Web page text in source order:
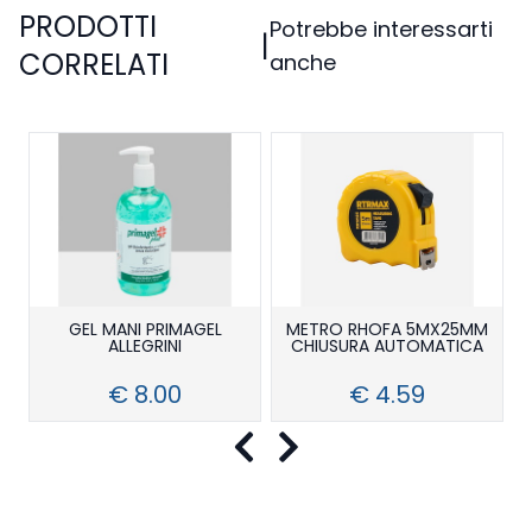
PRODOTTI
CORRELATI
|Potrebbe interessarti
anche
GEL MANI PRIMAGEL
ALLEGRINI
€ 8.00
METRO RHOFA 5MX25MM
CHIUSURA AUTOMATICA
€ 4.59